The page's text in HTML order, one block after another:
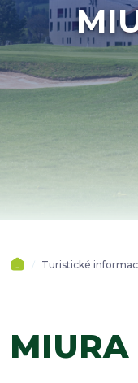
Turistické